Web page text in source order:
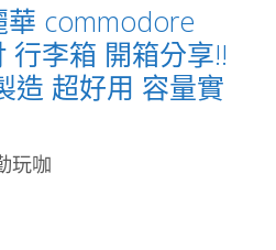
華 commodore
行李箱 開箱分享!!
造 超好用 容量實
玩咖